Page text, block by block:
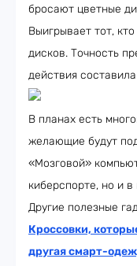
бросают цветные
Выигрывает тот,
дисков. Точность
действия составила
В планах есть
желающие будут
«Мозговой»
киберспорте, но и
Другие полезные
Кроссовки,
другая смарт-